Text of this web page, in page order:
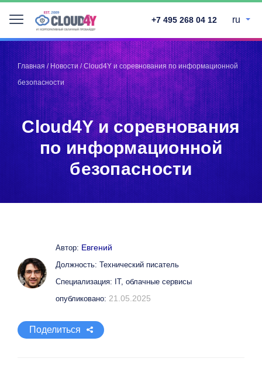
+7 495 268 04 12 ru
Главная/Новости/Cloud4Y и соревнования по информационной
безопасности
Cloud4Y и соревнования
по информационной
безопасности
Автор: Евгений
Должность: Технический писатель
Специализация: IT, облачные сервисы
опубликовано: 21.05.2025
Поделиться
Telegram
Запинить
Твитнуть
LinkedIn
Facebook
ВКонтакте
Telegram
Запинить
Твитнуть
LinkedIn
Facebook
ВКонтакте